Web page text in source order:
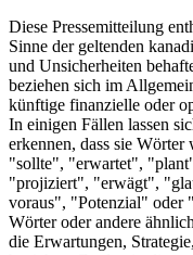
Diese Pressemitteilung
Sinne der geltenden
und Unsicherheiten
beziehen sich im
künftige finanzielle oder
In einigen Fällen lassen
erkennen, dass sie
"sollte", "erwartet",
"projiziert", "erwägt",
voraus", "Potenzial" oder
Wörter oder andere
die Erwartungen,